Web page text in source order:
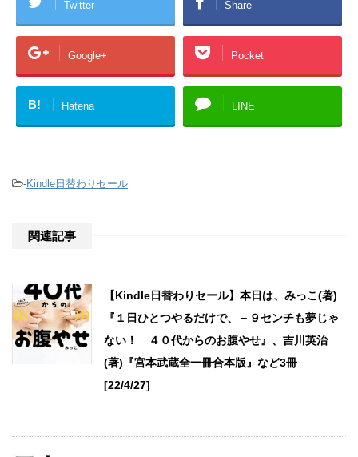
Twitter Share
Google+ Pocket
B! Hatena LINE
-Kindle日替わりセール
関連記事
【Kindle日替わりセール】本日は、みっこ(著)
『１日ひとつやるだけで、－９センチも夢じゃ
ない！ ４０代からのお腹やせ』、吉川英治
(著)『宮本武蔵全一冊合本版』など3冊
[22/4/27]